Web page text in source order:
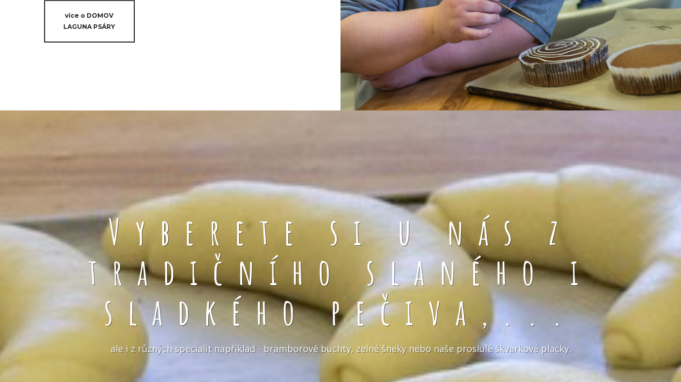
více o DOMOV
LAGUNA PSÁRY
Vyberete si u nás z
tradičního slaného i
sladkého pečiva,...
ale i z různých specialit například - bramborové buchty, zelné šneky nebo naše proslulé škvarkové placky.